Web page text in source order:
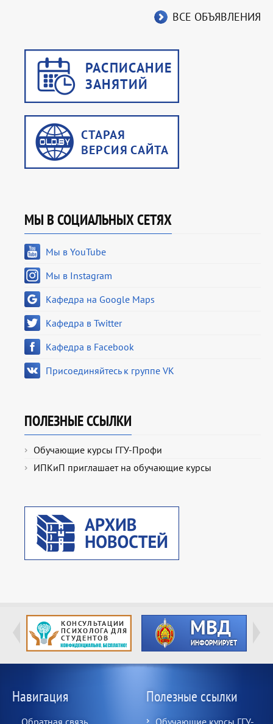
ВСЕ ОБЪЯВЛЕНИЯ
МЫ В СОЦИАЛЬНЫХ СЕТЯХ
Мы в YouTube
Мы в Instagram
Кафедра на Google Maps
Кафедра в Twitter
Кафедра в Facebook
Присоединяйтесь к группе VK
ПОЛЕЗНЫЕ ССЫЛКИ
Обучающие курсы ГГУ-Профи
ИПКиП приглашает на обучающие курсы
Навигация Полезные ссылки